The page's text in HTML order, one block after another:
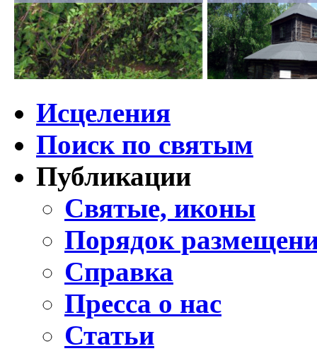
Исцеления
Поиск по святым
Публикации
Святые, иконы
Порядок
Справка
Пресса о нас
Статьи